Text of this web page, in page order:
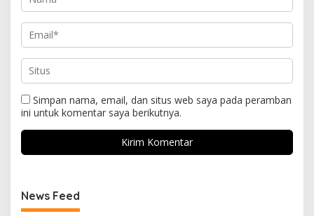
Simpan nama, email, dan situs web saya pada peramban
ini untuk komentar saya berikutnya.
News Feed